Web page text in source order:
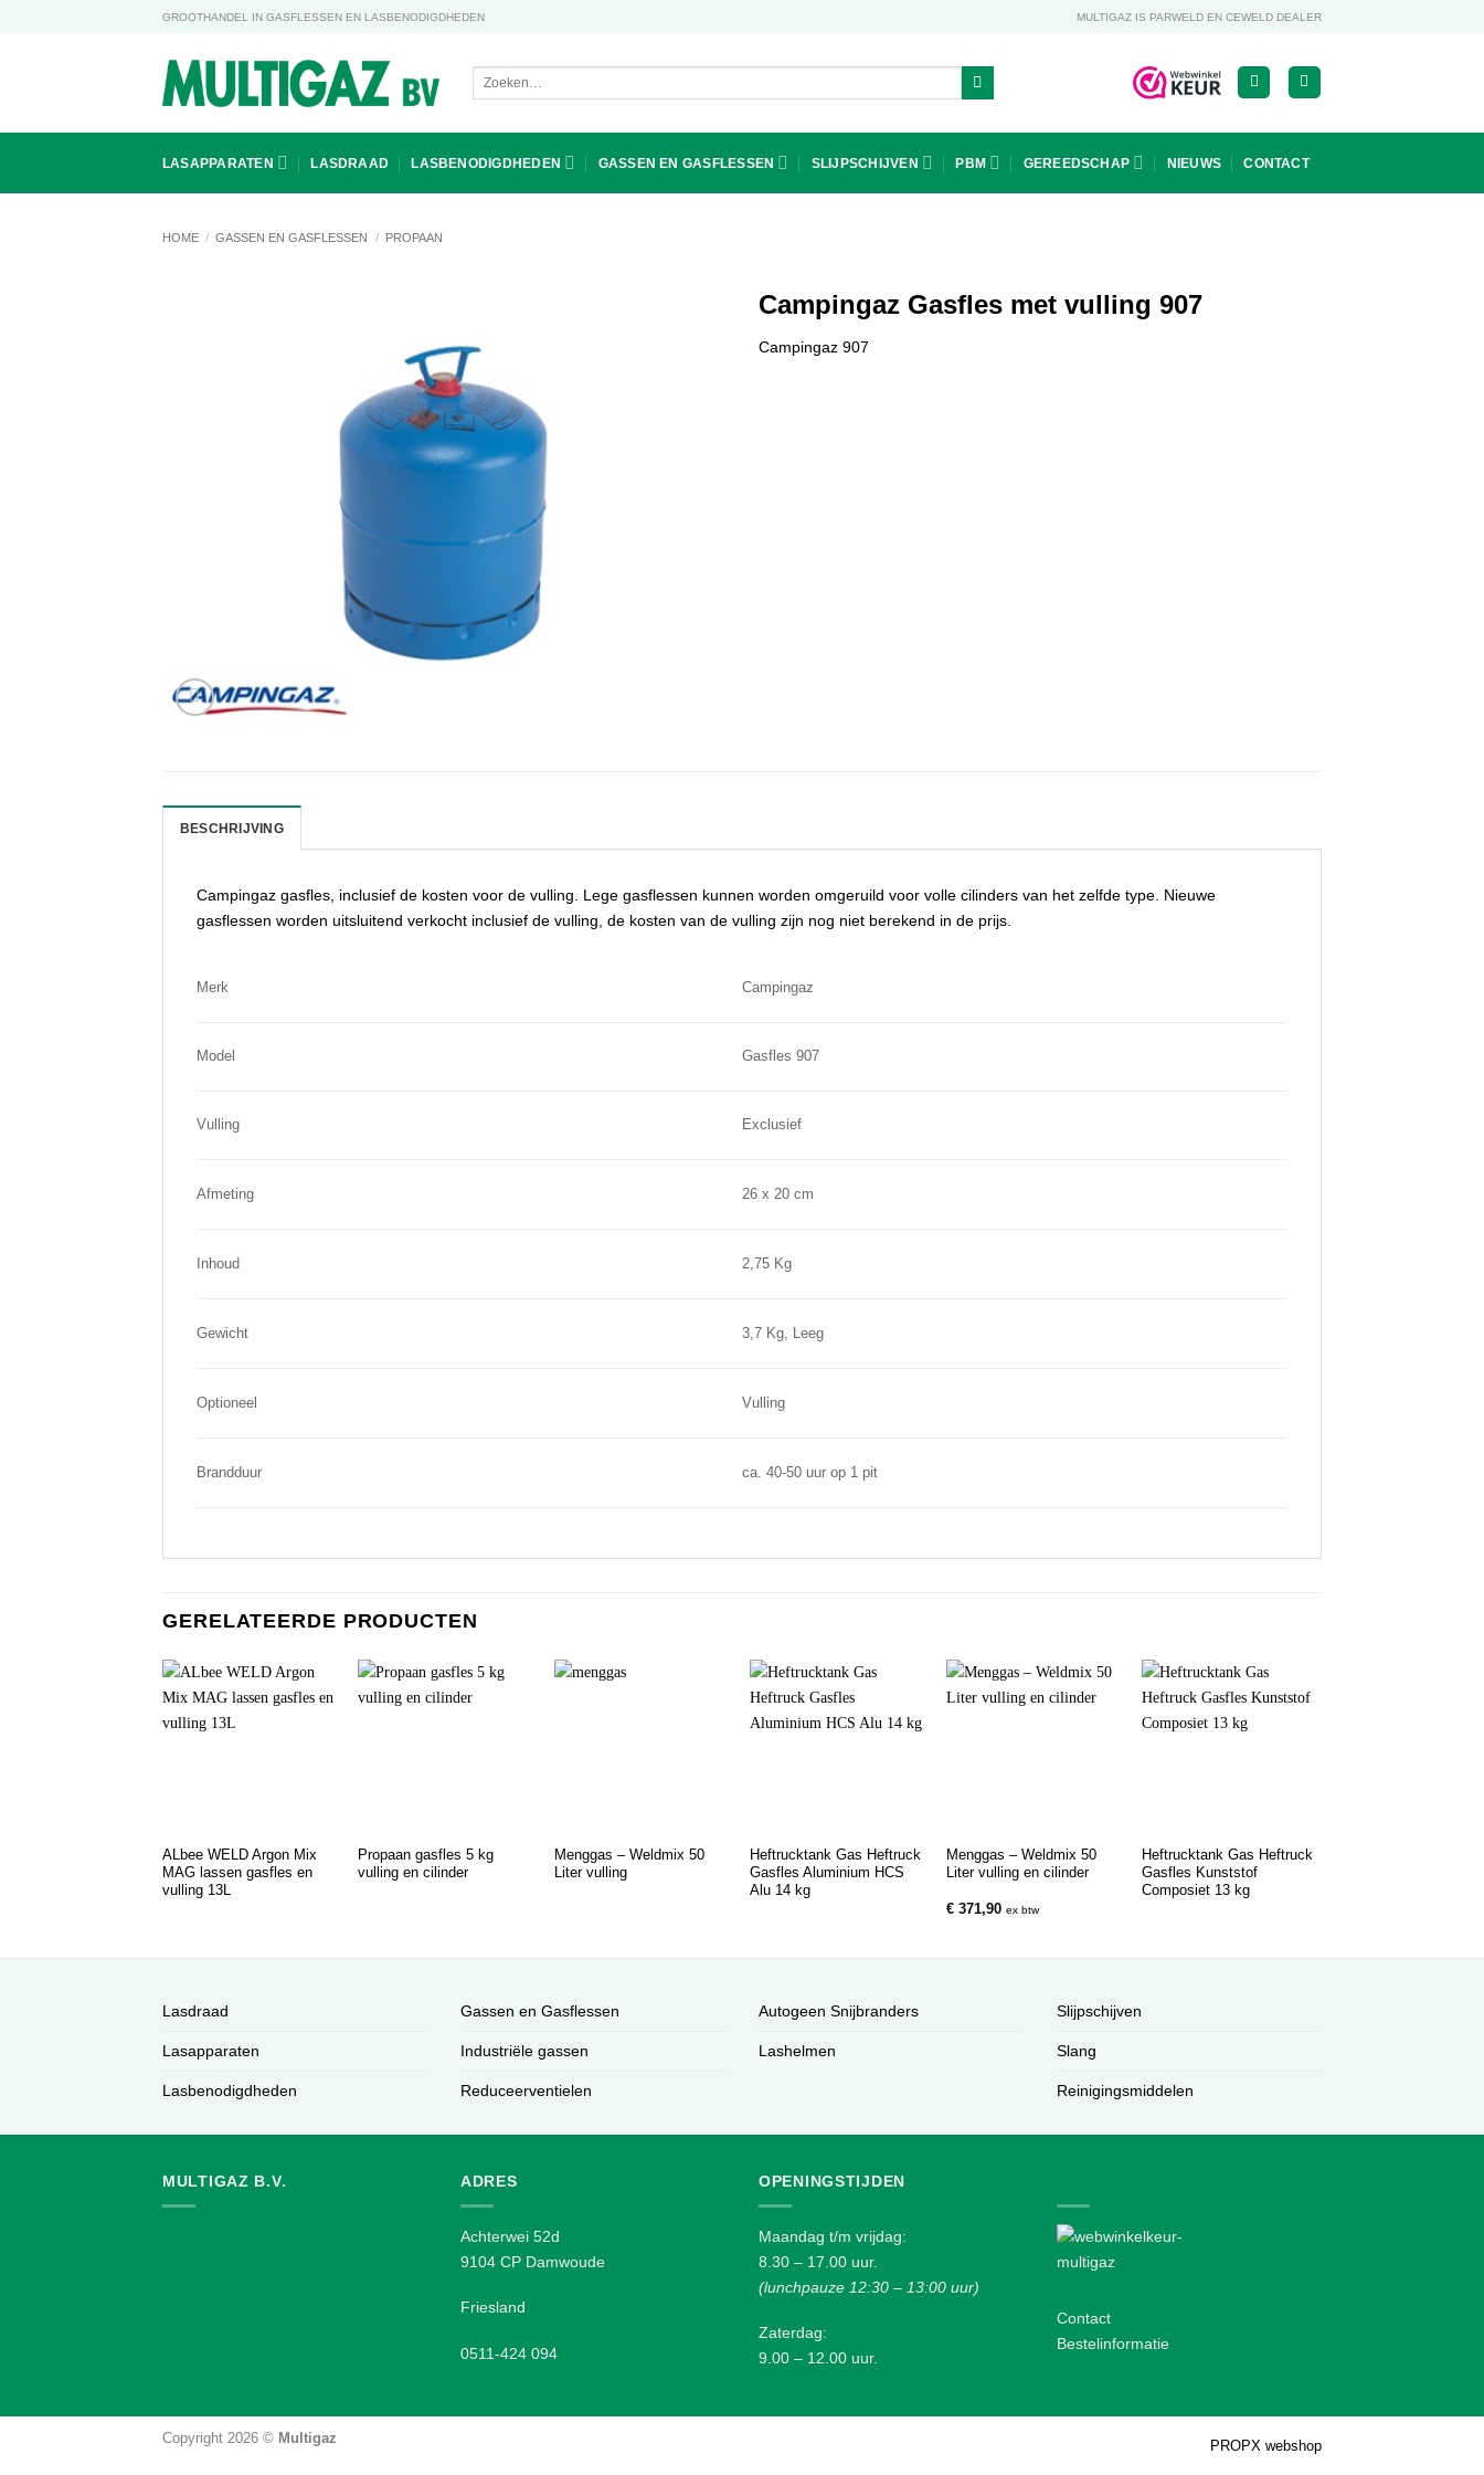
GROOTHANDEL IN GASFLESSEN EN LASBENODIGDHEDEN MULTIGAZ IS PARWELD EN CEWELD DEALER
LASAPPARATEN LASDRAAD LASBENODIGDHEDEN GASSEN EN GASFLESSEN SLIJPSCHIJVEN PBM GEREEDSCHAP NIEUWS CONTACT
HOME / GASSEN EN GASFLESSEN / PROPAAN
Campingaz Gasfles met vulling 907
Campingaz 907
BESCHRIJVING
Campingaz gasfles, inclusief de kosten voor de vulling. Lege gasflessen kunnen worden omgeruild voor volle cilinders van het zelfde type. Nieuwe
gasflessen worden uitsluitend verkocht inclusief de vulling, de kosten van de vulling zijn nog niet berekend in de prijs.
Merk Campingaz
Model Gasfles 907
Vulling Exclusief
Afmeting 26 x 20 cm
Inhoud 2,75 Kg
Gewicht 3,7 Kg, Leeg
Optioneel Vulling
Brandduur ca. 40-50 uur op 1 pit
GERELATEERDE PRODUCTEN
ALbee WELD Argon Mix
MAG lassen gasfles en
vulling 13L
Propaan gasfles 5 kg
vulling en cilinder
Menggas – Weldmix 50
Liter vulling
Heftrucktank Gas Heftruck
Gasfles Aluminium HCS
Alu 14 kg
Menggas – Weldmix 50
Liter vulling en cilinder
€371,90 ex btw
Heftrucktank Gas Heftruck
Gasfles Kunststof
Composiet 13 kg
Lasdraad
Lasapparaten
Lasbenodigdheden
Gassen en Gasflessen
Industriële gassen
Reduceerventielen
Autogeen Snijbranders
Lashelmen
Slijpschijven
Slang
Reinigingsmiddelen
MULTIGAZ B.V. ADRES
Achterwei 52d
9104 CP Damwoude
Friesland
0511-424 094
OPENINGSTIJDEN
Maandag t/m vrijdag:
8.30 – 17.00 uur.
(lunchpauze 12:30 – 13:00 uur)
Zaterdag:
9.00 – 12.00 uur.
Contact
Bestelinformatie
PROPX webshop
Copyright 2026 © Multigaz